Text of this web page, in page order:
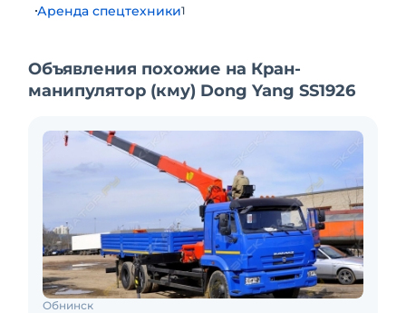
Аренда спецтехники1
Объявления похожие на Кран-
манипулятор (кму) Dong Yang SS1926
Обнинск